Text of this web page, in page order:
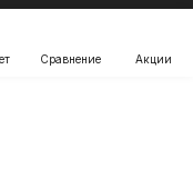
Сравнение Акции